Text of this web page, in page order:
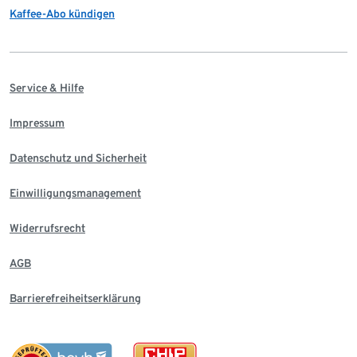
Kaffee-Abo kündigen
Service & Hilfe
Impressum
Datenschutz und Sicherheit
Einwilligungsmanagement
Widerrufsrecht
AGB
Barrierefreiheitserklärung